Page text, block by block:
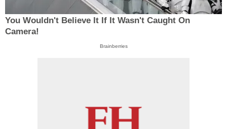
You Wouldn't Believe It If It Wasn't Caught On
Camera!
Brainberries